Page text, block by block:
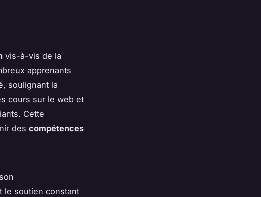
vis-à-vis de la
apprenants
soulignant la
cours sur le web et
Cette
des compétences
le soutien constant